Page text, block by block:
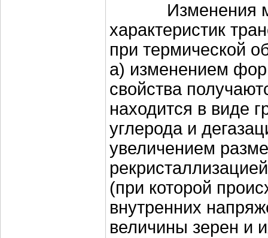
Изменения
характеристик
при термической
а) изменением
свойства
находится в виде
углерода и
увеличением
(при которой
внутренних
величины зерен и